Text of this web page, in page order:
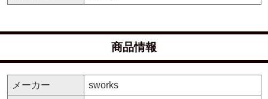
商品情報
メーカー sworks